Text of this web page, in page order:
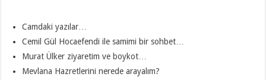
Camdaki yazılar…
Cemil Gül Hocaefendi ile samimi bir sohbet…
Murat Ülker ziyaretim ve boykot…
Mevlana Hazretlerini nerede arayalım?